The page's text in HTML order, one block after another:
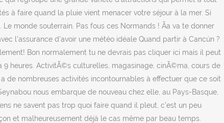
à faire quand la pluie vient menacer votre séjour à la mer. Si
monde souterrain. Pas fous ces Normands ! Ãa va te donner
l'assurance d'avoir une météo idéale Quand partir à Cancún ?
Bon normalement tu ne devrais pas cliquer ici mais il peut
heures. ActivitÃ©s culturelles, magasinage, cinÃ©ma, cours de
de nombreuses activités incontournables à effectuer que ce soit
nous embarque de nouveau chez elle, au Pays-Basque,
ne savent pas trop quoi faire quand il pleut, c’est un peu
et malheureusement déjà le cas même par beau temps.